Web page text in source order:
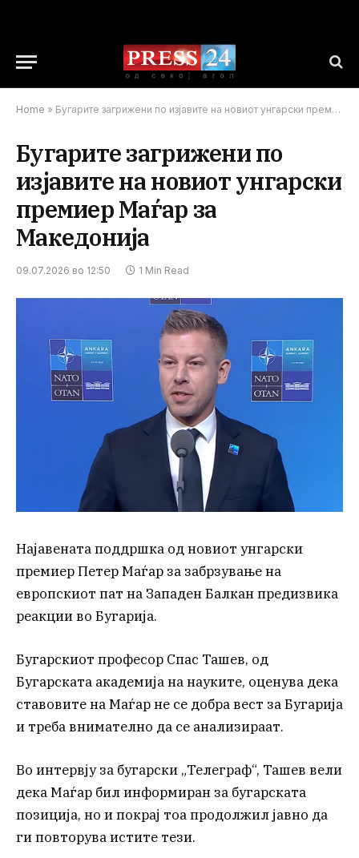
Home » Бугарите загрижени по изјавите на новиот унгарски премиер Маѓар за Македонија
Бугарите загрижени по
изјавите на новиот унгарски
премиер Маѓар за
Македонија
09.07.2026 во 12:50 1 Min Read
Најавената поддршка од новиот унгарски
премиер Петер Маѓар за забрзување на
европскиот пат на Западен Балкан предизвика
реакции во Бугарија.
Бугарскиот професор Спас Ташев, од
Бугарската академија на науките, оценува дека
ставовите на Маѓар не се добра вест за Бугарија
и треба внимателно да се анализираат.
Во интервју за бугарски „Телеграф“, Ташев вели
дека Маѓар бил информиран за бугарската
позиција, но и покрај тоа продолжил јавно да
ги повторува истите тези.